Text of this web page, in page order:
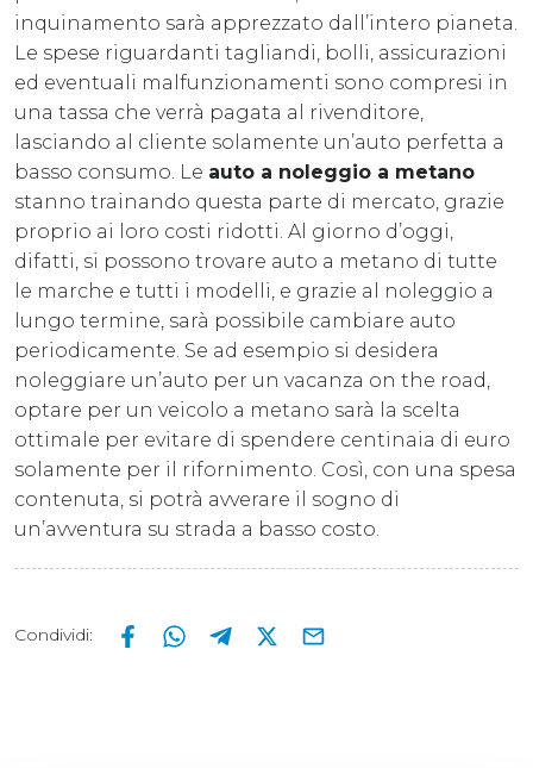
inquinamento sarà apprezzato dall’intero pianeta.
Le spese riguardanti tagliandi, bolli, assicurazioni
ed eventuali malfunzionamenti sono compresi in
una tassa che verrà pagata al rivenditore,
lasciando al cliente solamente un’auto perfetta a
basso consumo. Le auto a noleggio a metano
stanno trainando questa parte di mercato, grazie
proprio ai loro costi ridotti. Al giorno d’oggi,
difatti, si possono trovare auto a metano di tutte
le marche e tutti i modelli, e grazie al noleggio a
lungo termine, sarà possibile cambiare auto
periodicamente. Se ad esempio si desidera
noleggiare un’auto per un vacanza on the road,
optare per un veicolo a metano sarà la scelta
ottimale per evitare di spendere centinaia di euro
solamente per il rifornimento. Così, con una spesa
contenuta, si potrà avverare il sogno di
un’avventura su strada a basso costo.
Condividi: